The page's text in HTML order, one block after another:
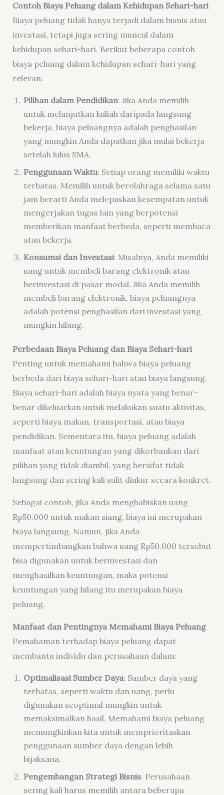
Contoh Biaya Peluang dalam Kehidupan Sehari-hari
Biaya peluang tidak hanya terjadi dalam bisnis atau
investasi, tetapi juga sering muncul dalam
kehidupan sehari-hari. Berikut beberapa contoh
biaya peluang dalam kehidupan sehari-hari yang
relevan:
Pilihan dalam Pendidikan: Jika Anda memilih
untuk melanjutkan kuliah daripada langsung
bekerja, biaya peluangnya adalah penghasilan
yang mungkin Anda dapatkan jika mulai bekerja
setelah lulus SMA.
Penggunaan Waktu: Setiap orang memiliki waktu
terbatas. Memilih untuk berolahraga selama satu
jam berarti Anda melepaskan kesempatan untuk
mengerjakan tugas lain yang berpotensi
memberikan manfaat berbeda, seperti membaca
atau bekerja.
Konsumsi dan Investasi: Misalnya, Anda memiliki
uang untuk membeli barang elektronik atau
berinvestasi di pasar modal. Jika Anda memilih
membeli barang elektronik, biaya peluangnya
adalah potensi penghasilan dari investasi yang
mungkin hilang.
Perbedaan Biaya Peluang dan Biaya Sehari-hari
Penting untuk memahami bahwa biaya peluang
berbeda dari biaya sehari-hari atau biaya langsung.
Biaya sehari-hari adalah biaya nyata yang benar-
benar dikeluarkan untuk melakukan suatu aktivitas,
seperti biaya makan, transportasi, atau biaya
pendidikan. Sementara itu, biaya peluang adalah
manfaat atau keuntungan yang dikorbankan dari
pilihan yang tidak diambil, yang bersifat tidak
langsung dan sering kali sulit diukur secara konkret.
Sebagai contoh, jika Anda menghabiskan uang
Rp50.000 untuk makan siang, biaya ini merupakan
biaya langsung. Namun, jika Anda
mempertimbangkan bahwa uang Rp50.000 tersebut
bisa digunakan untuk berinvestasi dan
menghasilkan keuntungan, maka potensi
keuntungan yang hilang itu merupakan biaya
peluang.
Manfaat dan Pentingnya Memahami Biaya Peluang
Pemahaman terhadap biaya peluang dapat
membantu individu dan perusahaan dalam:
Optimalisasi Sumber Daya: Sumber daya yang
terbatas, seperti waktu dan uang, perlu
digunakan seoptimal mungkin untuk
memaksimalkan hasil. Memahami biaya peluang
memungkinkan kita untuk memprioritaskan
penggunaan sumber daya dengan lebih
bijaksana.
Pengembangan Strategi Bisnis: Perusahaan
sering kali harus memilih antara beberapa